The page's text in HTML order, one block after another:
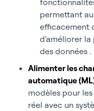
permettant
efficacement
d'améliorer
des données .
Alimenter les
automatique
modèles pour
réel avec un